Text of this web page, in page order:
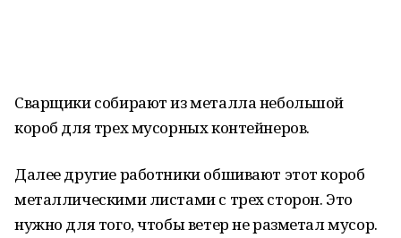
Сварщики собирают из металла небольшой
короб для трех мусорных контейнеров.
Далее другие работники обшивают этот короб
металлическими листами с трех сторон. Это
нужно для того, чтобы ветер не разметал мусор.